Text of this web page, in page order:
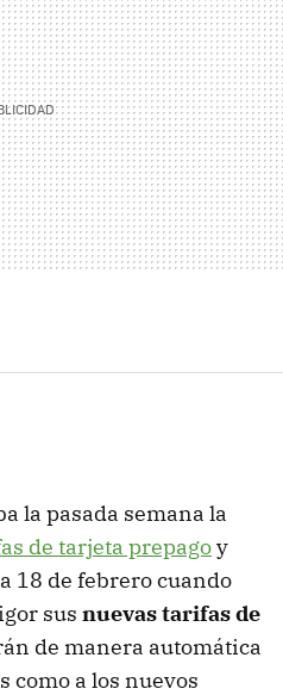
la pasada semana la
de tarjeta prepagoy
18 de febrero cuando
sus nuevas tarifas de
de manera automática
como a los nuevos